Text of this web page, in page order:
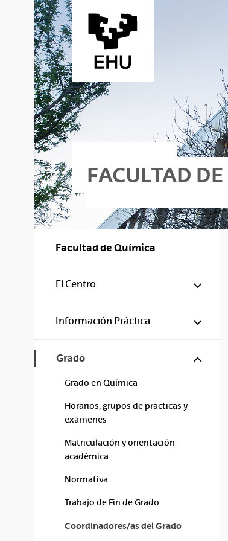
Saltar al contenido principal
FACULTAD
Facultad de Química
El Centro
Información Práctica
Grado
Grado en Química
Horarios, grupos de prácticas y
exámenes
Matriculación y orientación
académica
Normativa
Trabajo de Fin de Grado
Coordinadores/as del Grado